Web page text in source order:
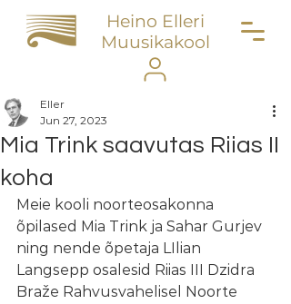
Heino Elleri
Muusikakool
Mia Trink saavutas Riias II
koha
Eller
Jun 27, 2023
Meie kooli noorteosakonna
õpilased Mia Trink ja Sahar Gurjev
ning nende õpetaja LIlian
Langsepp osalesid Riias III Dzidra
Braže Rahvusvahelisel Noorte